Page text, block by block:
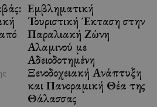
Εμβληματική
Τουριστική Έκταση στην
Παραλιακή Ζώνη
Αλαμινού με
Αδειοδοτημένη
Ξενοδοχειακή Ανάπτυξη
και Πανοραμική Θέα της
Θάλασσας